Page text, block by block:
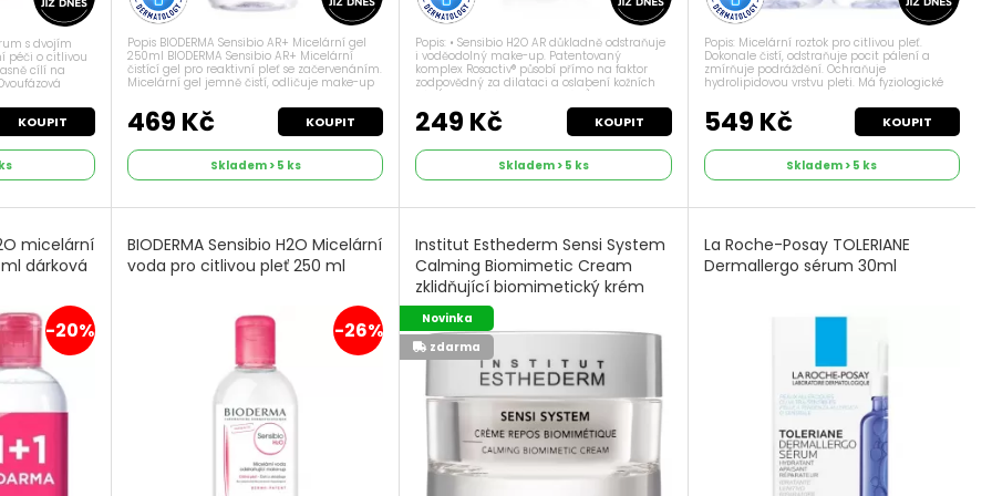
s dvojím
péči o citlivou
cílí na
KOUPIT
Popis BIODERMA Sensibio AR+ Micelární gel
250ml BIODERMA Sensibio AR+ Micelární
čistící gel pro reaktivní pleť se začervenáním.
Micelární gel jemně čistí, odličuje make-up
reaktivní pleť se začervenáním. ...
469 Kč KOUPIT
Skladem > 5 ks
Popis: • Sensibio H2O AR důkladně odstraňuje
i voděodolný make-up. Patentovaný
komplex Rosactiv® působí přímo na faktor
zodpovědný za dilataci a oslabení kožních
cév (zdroj stálého začervenání). Sensibio H2O
AR sdlouhotrvajícím účinkem pomáhá v...
249 Kč KOUPIT
Skladem > 5 ks
Popis: Micelární roztok pro citlivou pleť.
Dokonale čistí, odstraňuje pocit pálení a
zmírňuje podráždění. Ochraňuje
hydrolipidovou vrstvu pleti. Má fyziologické
Vhodné pro citlivou pleť. Aplikace: ...
549 Kč KOUPIT
Skladem > 5 ks
micelární
dárková
-20%
BIODERMA Sensibio H2O Micelární
voda pro citlivou pleť 250 ml
-26%
Institut Esthederm Sensi System
Calming Biomimetic Cream
zklidňující biomimetický krém
pro intolerantní pleť 50 ml
Novinka
zdarma
La Roche-Posay TOLERIANE
Dermallergo sérum 30ml